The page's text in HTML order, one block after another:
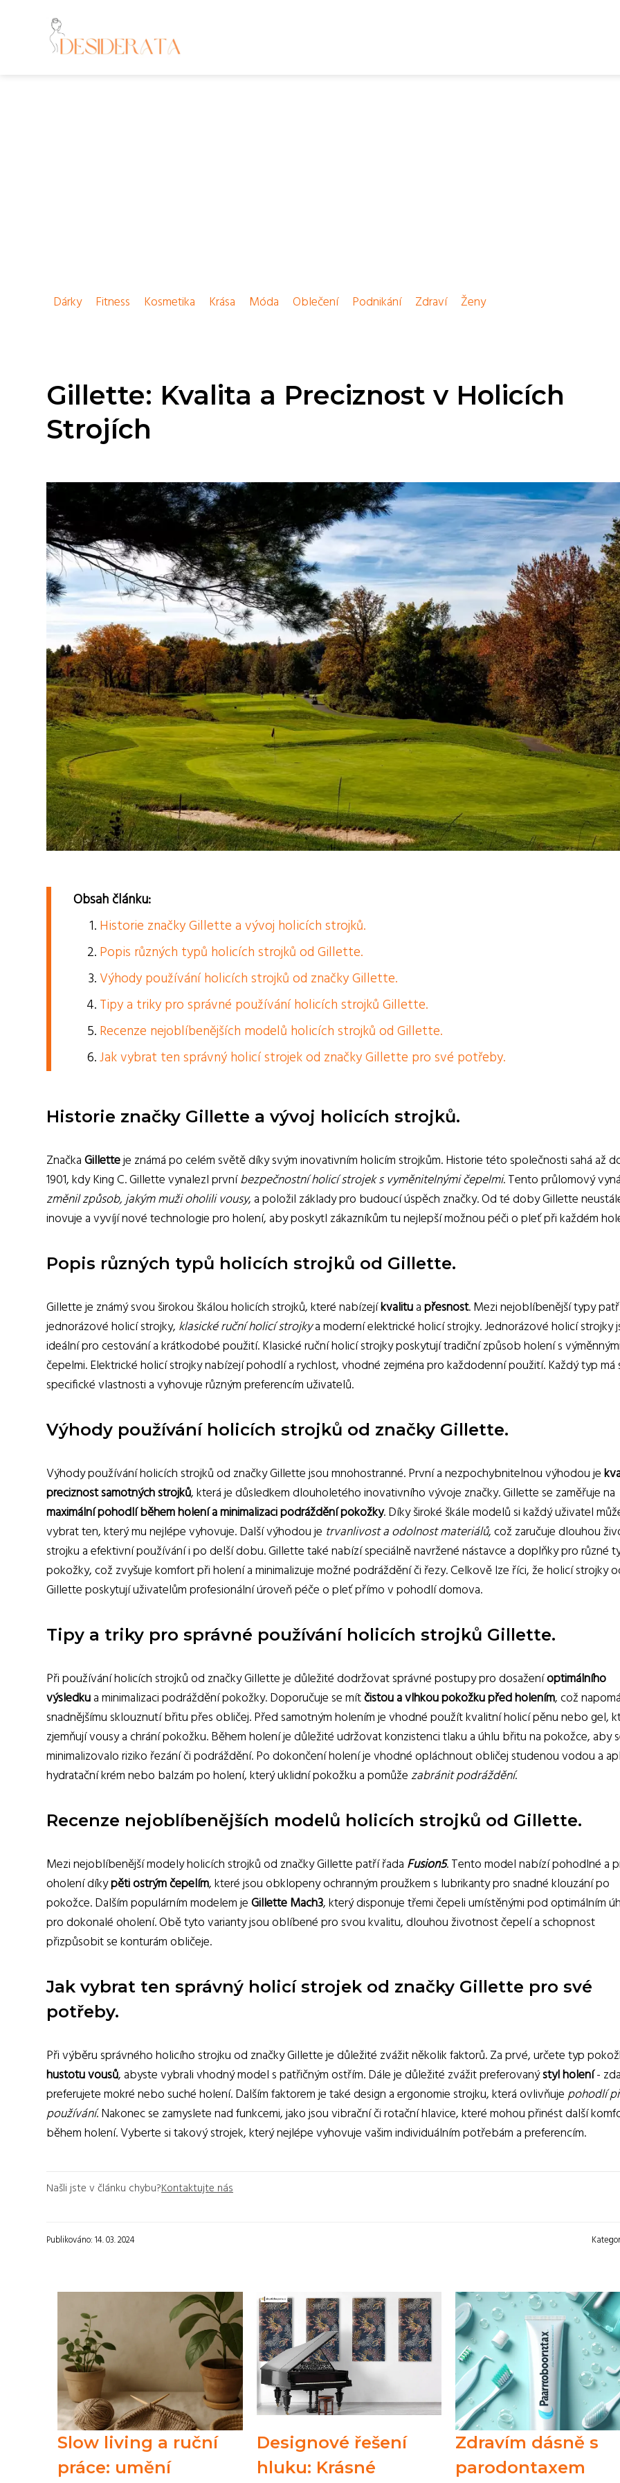
Dárky Fitness Kosmetika Krása Móda Oblečení Podnikání Zdraví Ženy
Gillette: Kvalita a Preciznost v Holicích
Strojích
Obsah článku:
Historie značky Gillette a vývoj holicích strojků.
Popis různých typů holicích strojků od Gillette.
Výhody používání holicích strojků od značky Gillette.
Tipy a triky pro správné používání holicích strojků Gillette.
Recenze nejoblíbenějších modelů holicích strojků od Gillette.
Jak vybrat ten správný holicí strojek od značky Gillette pro své potřeby.
Historie značky Gillette a vývoj holicích strojků.
ZnačkaGilletteje známá po celém světě díky svým inovativním holicím strojkům. Historie této společnosti sahá až
1901, kdy King C. Gillette vynalezl prvníbezpečnostní holicí strojek s vyměnitelnými čepelmi. Tento průlomový
změnil způsob, jakým muži oholili vousy, a položil základy pro budoucí úspěch značky. Od té doby Gillette
inovuje a vyvíjí nové technologie pro holení, aby poskytl zákazníkům tu nejlepší možnou péči o pleť při každém
Popis různých typů holicích strojků od Gillette.
Gillette je známý svou širokou škálou holicích strojků, které nabízejíkvalituapřesnost. Mezi nejoblíbenější typy
jednorázové holicí strojky, klasické ruční holicí strojkya moderní elektrické holicí strojky. Jednorázové holicí strojky
ideální pro cestování a krátkodobé použití. Klasické ruční holicí strojky poskytují tradiční způsob holení s výměnnými
čepelmi. Elektrické holicí strojky nabízejí pohodlí a rychlost, vhodné zejména pro každodenní použití. Každý typ má
specifické vlastnosti a vyhovuje různým preferencím uživatelů.
Výhody používání holicích strojků od značky Gillette.
Výhody používání holicích strojků od značky Gillette jsou mnohostranné. První a nezpochybnitelnou výhodou je
preciznost samotných strojků, která je důsledkem dlouholetého inovativního vývoje značky. Gillette se zaměřuje na
maximální pohodlí během holení a minimalizaci podráždění pokožky. Díky široké škále modelů si každý uživatel
vybrat ten, který mu nejlépe vyhovuje. Další výhodou je trvanlivost a odolnost materiálů, což zaručuje dlouhou
strojku a efektivní používání i po delší dobu. Gillette také nabízí speciálně navržené nástavce a doplňky pro různé
pokožky, což zvyšuje komfort při holení a minimalizuje možné podráždění či řezy. Celkově lze říci, že holicí strojky
Gillette poskytují uživatelům profesionální úroveň péče o pleť přímo v pohodlí domova.
Tipy a triky pro správné používání holicích strojků Gillette.
Při používání holicích strojků od značky Gillette je důležité dodržovat správné postupy pro dosaženíoptimálního
výsledkua minimalizaci podráždění pokožky. Doporučuje se mítčistou a vlhkou pokožku před holením, což
snadnějšímu sklouznutí břitu přes obličej. Před samotným holením je vhodné použít kvalitní holicí pěnu nebo gel,
zjemňují vousy a chrání pokožku. Během holení je důležité udržovat konzistenci tlaku a úhlu břitu na pokožce, aby
minimalizovalo riziko řezání či podráždění. Po dokončení holení je vhodné opláchnout obličej studenou vodou a
hydratační krém nebo balzám po holení, který uklidní pokožku a pomůže zabránit podráždění.
Recenze nejoblíbenějších modelů holicích strojků od Gillette.
Mezi nejoblíbenější modely holicích strojků od značky Gillette patří řada Fusion5. Tento model nabízí pohodlné a
oholení díkypěti ostrým čepelím, které jsou obklopeny ochranným proužkem s lubrikanty pro snadné klouzání po
pokožce. Dalším populárním modelem jeGillette Mach3, který disponuje třemi čepeli umístěnými pod optimálním
pro dokonalé oholení. Obě tyto varianty jsou oblíbené pro svou kvalitu, dlouhou životnost čepelí a schopnost
přizpůsobit se konturám obličeje.
Jak vybrat ten správný holicí strojek od značky Gillette pro své
potřeby.
Při výběru správného holicího strojku od značky Gillette je důležité zvážit několik faktorů. Za prvé, určete typ
hustotu vousů, abyste vybrali vhodný model s patřičným ostřím. Dále je důležité zvážit preferovanýstyl holení- zda
preferujete mokré nebo suché holení. Dalším faktorem je také design a ergonomie strojku, která ovlivňujepohodlí
používání. Nakonec se zamyslete nad funkcemi, jako jsou vibrační či rotační hlavice, které mohou přinést další
během holení. Vyberte si takový strojek, který nejlépe vyhovuje vašim individuálním potřebám a preferencím.
Našli jste v článku chybu?Kontaktujte nás
Publikováno: 14. 03. 2024
Slow living a ruční
práce: umění
Designové řešení
hluku: Krásné
Zdravím dásně s
parodontaxem